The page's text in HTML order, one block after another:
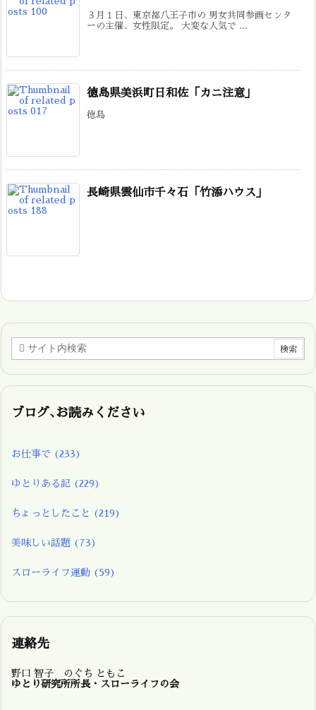
３月１日、東京都八王子市の 男女共同参画センタ
ーの主催、女性限定。 大変な人気で ...
徳島県美浜町日和佐「カニ注意」
徳島
長崎県雲仙市千々石「竹添ハウス」
ブログ､お読みください
お仕事で (233)
ゆとりある記 (229)
ちょっとしたこと (219)
美味しい話題 (73)
スローライフ運動 (59)
連絡先
野口 智子 のぐち ともこ
ゆとり研究所所長・スローライフの会